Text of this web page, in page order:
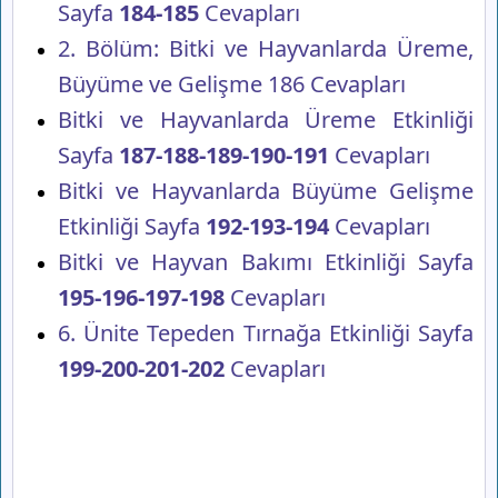
Sayfa 184-185 Cevapları
2. Bölüm: Bitki ve Hayvanlarda Üreme,
Büyüme ve Gelişme 186 Cevapları
Bitki ve Hayvanlarda Üreme Etkinliği
Sayfa 187-188-189-190-191 Cevapları
Bitki ve Hayvanlarda Büyüme Gelişme
Etkinliği Sayfa 192-193-194 Cevapları
Bitki ve Hayvan Bakımı Etkinliği Sayfa
195-196-197-198 Cevapları
6. Ünite Tepeden Tırnağa Etkinliği Sayfa
199-200-201-202 Cevapları